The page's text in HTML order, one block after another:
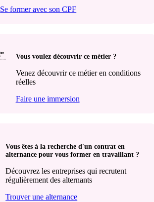
Se former avec son CPF
Vous voulez découvrir ce métier ?
Venez découvrir ce métier en conditions
réelles
Faire une immersion
Vous êtes à la recherche d'un contrat en
alternance pour vous former en travaillant ?
Découvrez les entreprises qui recrutent
régulièrement des alternants
Trouver une alternance